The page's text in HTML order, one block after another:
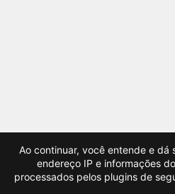
Ao continuar, você entende e dá
endereço IP e informações
processados pelos plugins de